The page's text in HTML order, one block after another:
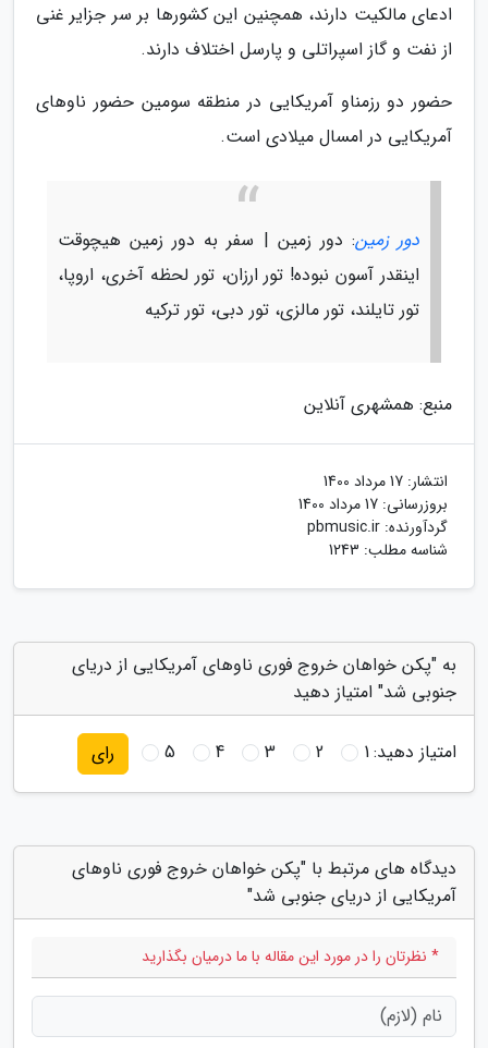
ادعای مالکیت دارند، همچنین این کشورها بر سر جزایر غنی
از نفت و گاز اسپراتلی و پارسل اختلاف دارند.
حضور دو رزمناو آمریکایی در منطقه سومین حضور ناوهای
آمریکایی در امسال میلادی است.
دور زمین: دور زمین | سفر به دور زمین هیچوقت
اینقدر آسون نبوده! تور ارزان، تور لحظه آخری، اروپا،
تور تایلند، تور مالزی، تور دبی، تور ترکیه
منبع: همشهری آنلاین
انتشار: 17 مرداد 1400
بروزرسانی: 17 مرداد 1400
گردآورنده: pbmusic.ir
شناسه مطلب: 1243
به "پکن خواهان خروج فوری ناوهای آمریکایی از دریای
جنوبی شد" امتیاز دهید
امتیاز دهید:1
2
3
4
5 رای
دیدگاه های مرتبط با "پکن خواهان خروج فوری ناوهای
آمریکایی از دریای جنوبی شد"
* نظرتان را در مورد این مقاله با ما درمیان بگذارید